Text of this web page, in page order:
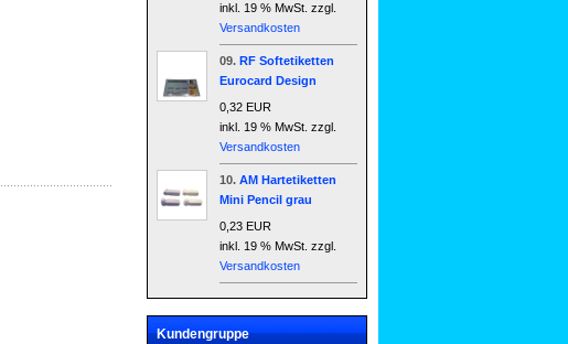
inkl. 19 % MwSt. zzgl.
Versandkosten
09. RF Softetiketten
Eurocard Design
0,32 EUR
inkl. 19 % MwSt. zzgl.
Versandkosten
10. AM Hartetiketten
Mini Pencil grau
0,23 EUR
inkl. 19 % MwSt. zzgl.
Versandkosten
Kundengruppe